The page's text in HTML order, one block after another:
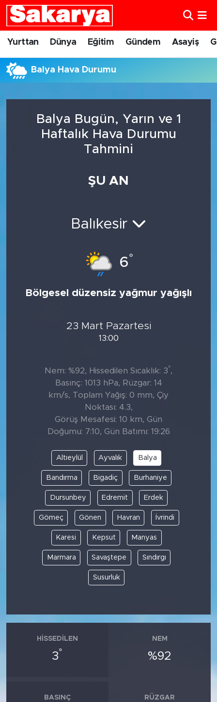
Yurttan Dünya Eğitim Gündem Asayiş
Balya Hava Durumu
Balya Bugün, Yarın ve 1
Haftalık Hava Durumu
Tahmini
ŞU AN
Balıkesir
6°
Bölgesel düzensiz yağmur yağışlı
23 Mart Pazartesi
13:00
Nem: %92, Hissedilen Sıcaklık: 3°,
Basınç: 1013 hPa, Rüzgar: 14
km/s, Toplam Yağış: 0 mm, Çiy
Noktası: 4.3,
Görüş Mesafesi: 10 km, Gün
Doğumu: 7:10, Gün Batımı: 19:26
Altıeylül Ayvalık Balya
Bandırma Bigadiç Burhaniye
Dursunbey Edremit Erdek
Gömeç Gönen Havran İvrindi
Karesi Kepsut Manyas
Marmara Savaştepe Sındırgı
Susurluk
HISSEDILEN
3°
NEM
%92
BASINÇ RÜZGAR
Yurttan
Eskişehirspor
Eskişehir Nöbetçi Eczaneler
Süper Lig Puan Durumu ve Fikstür
Son Dakika Haberleri